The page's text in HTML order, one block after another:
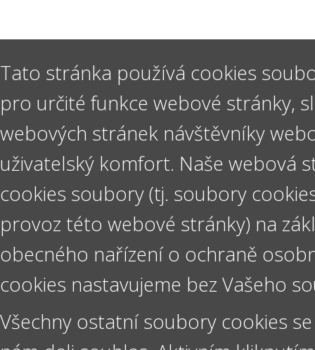
Tato stránka používá cookies
pro určité funkce webové stránky,
webových stránek návštěvníky
uživatelský komfort. Naše webová
cookies soubory (tj. soubory
provoz této webové stránky) na
obecného nařízení o ochraně
cookies nastavujeme bez Vašeho
Všechny ostatní soubory cookies